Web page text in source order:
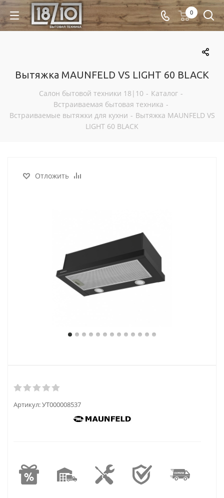
0
Вытяжка MAUNFELD VS LIGHT 60 BLACK
Салон бытовой техники 18|10 - Каталог -
Встраиваемая бытовая техника -
Встраиваемые вытяжки для кухни - Вытяжка MAUNFELD VS
LIGHT 60 BLACK
Отложить
Артикул:УТ000008537